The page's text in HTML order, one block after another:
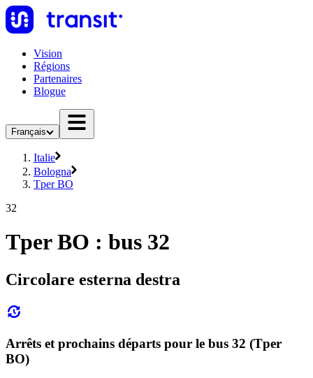
Vision
Régions
Partenaires
Blogue
Français
Italie
Bologna
Tper BO
32
Tper BO : bus 32
Circolare esterna destra
Arrêts et prochains départs pour le bus 32 (Tper
BO)